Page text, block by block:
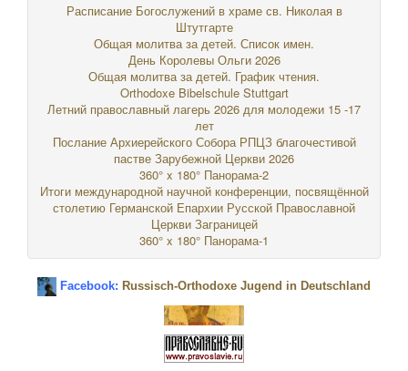
Расписание Богослужений в храме св. Николая в
Штутгарте
Общая молитва за детей. Список имен.
День Королевы Ольги 2026
Общая молитва за детей. График чтения.
Orthodoxe Bibelschule Stuttgart
Летний православный лагерь 2026 для молодежи 15 -17
лет
Послание Архиерейского Собора РПЦЗ благочестивой
пастве Зарубежной Церкви 2026
360° x 180° Панорама-2
Итоги международной научной конференции, посвящённой
столетию Германской Епархии Русской Православной
Церкви Заграницей
360° x 180° Панорама-1
Facebook: Russisch-Orthodoxe Jugend in Deutschland